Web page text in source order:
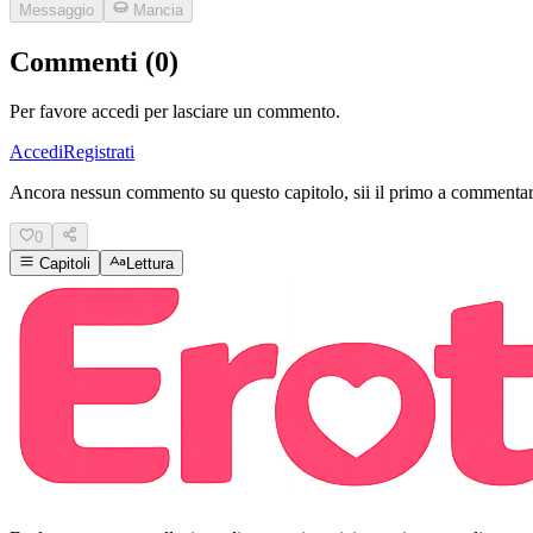
Messaggio Mancia
Commenti (0)
Per favore accedi per lasciare un commento.
AccediRegistrati
Ancora nessun commento su questo capitolo, sii il primo a
0
Capitoli
Lettura